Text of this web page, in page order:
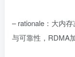
– rationale：大内
与可靠性，RDMA